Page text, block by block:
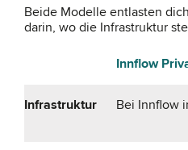
Beide Modelle entlasten
darin, wo die Infrastruktur
Innflow
Infrastruktur Bei Innflow